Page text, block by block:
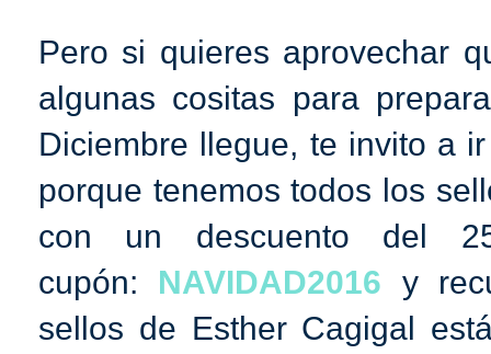
Pero si quieres aprovechar
algunas cositas para
Diciembre llegue, te invito a
porque tenemos todos los
con un descuento del
cupón: NAVIDAD2016 y
sellos de Esther Cagigal